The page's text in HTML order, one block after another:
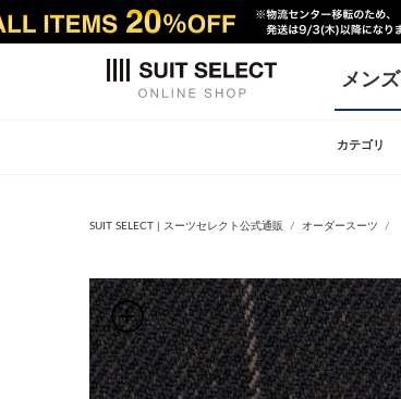
メンズ
カテゴリ
SUIT SELECT | スーツセレクト公式通販 オーダースーツ